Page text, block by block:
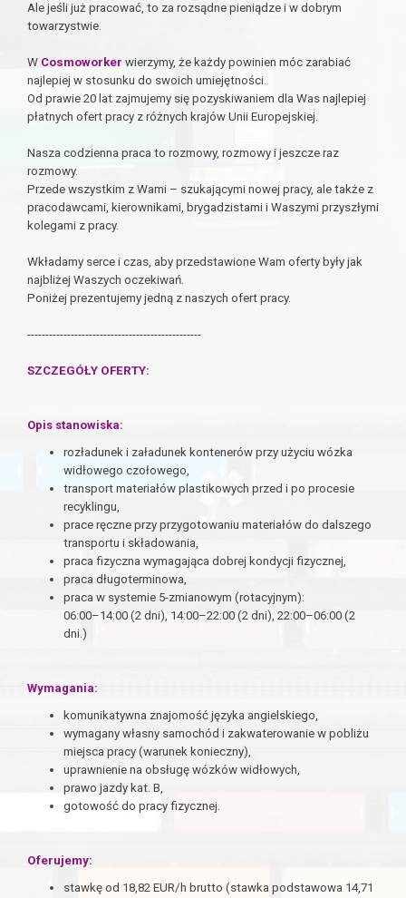
Ale jeśli już pracować, to za rozsądne pieniądze i w dobrym
towarzystwie.
W Cosmoworker wierzymy, że każdy powinien móc zarabiać
najlepiej w stosunku do swoich umiejętności.
Od prawie 20 lat zajmujemy się pozyskiwaniem dla Was najlepiej
płatnych ofert pracy z różnych krajów Unii Europejskiej.
Nasza codzienna praca to rozmowy, rozmowy i jeszcze raz
rozmowy.
Przede wszystkim z Wami – szukającymi nowej pracy, ale także z
pracodawcami, kierownikami, brygadzistami i Waszymi przyszłymi
kolegami z pracy.
Wkładamy serce i czas, aby przedstawione Wam oferty były jak
najbliżej Waszych oczekiwań.
Poniżej prezentujemy jedną z naszych ofert pracy.
------------------------------------------------
SZCZEGÓŁY OFERTY:
Opis stanowiska:
rozładunek i załadunek kontenerów przy użyciu wózka
widłowego czołowego,
transport materiałów plastikowych przed i po procesie
recyklingu,
prace ręczne przy przygotowaniu materiałów do dalszego
transportu i składowania,
praca fizyczna wymagająca dobrej kondycji fizycznej,
praca długoterminowa,
praca w systemie 5-zmianowym (rotacyjnym):
06:00–14:00 (2 dni), 14:00–22:00 (2 dni), 22:00–06:00 (2
dni.)
Wymagania:
komunikatywna znajomość języka angielskiego,
wymagany własny samochód i zakwaterowanie w pobliżu
miejsca pracy (warunek konieczny),
uprawnienie na obsługę wózków widłowych,
prawo jazdy kat. B,
gotowość do pracy fizycznej.
Oferujemy:
stawkę od 18,82 EUR/h brutto (stawka podstawowa 14,71